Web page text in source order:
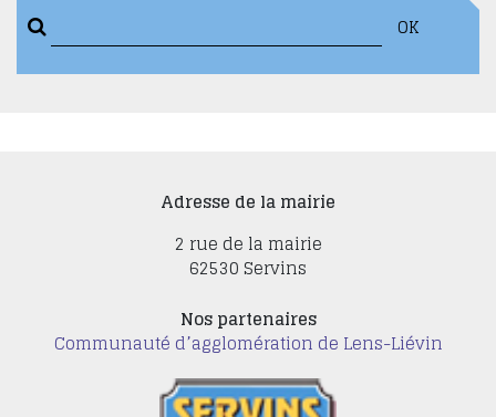
OK
Adresse de la mairie
2 rue de la mairie
62530 Servins
Nos partenaires
Communauté d’agglomération de Lens-Liévin